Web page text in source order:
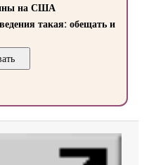
на США
такая: обещать и